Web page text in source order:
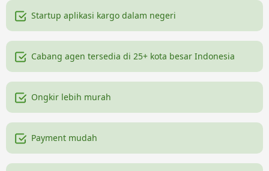
Startup aplikasi kargo dalam negeri
Cabang agen tersedia di 25+ kota besar Indonesia
Ongkir lebih murah
Payment mudah